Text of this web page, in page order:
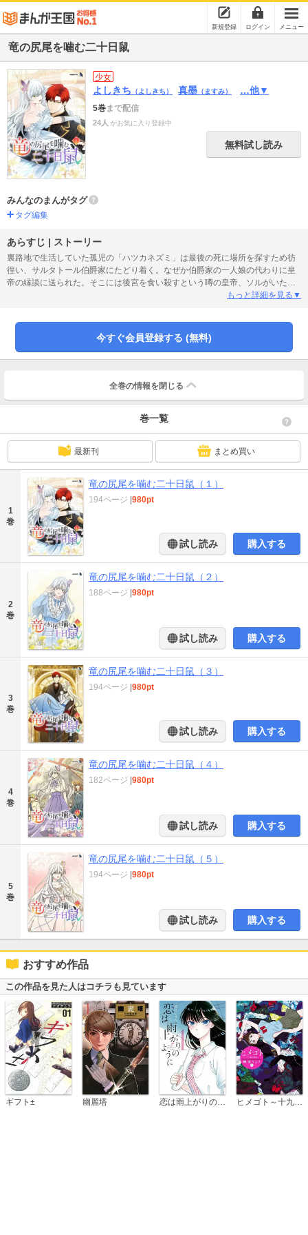
新規登録 ログイン メニュー
竜の尻尾を噛む二十日鼠
少女
よしきち （よしきち） 真墨 （ますみ） …他▼
5巻まで配信
24人 がお気に入り登録中
無料試し読み
みんなのまんがタグ
タグ編集
あらすじ | ストーリー
裏路地で生活していた孤児の「ハツカネズミ」は最後の死に場所を探すため彷
徨い、サルタトール伯爵家にたどり着く。なぜか伯爵家の一人娘の代わりに皇
帝の縁談に送られた。そこには後宮を食い殺すという噂の皇帝、ソルがいた。
ソルは死ぬかもしれないと脅すが「ハツカネズミ」は逃げない。ベールに包ま
テヨミ単話版の1-8話が収録されています。
もっと詳細を見る▼
今すぐ会員登録する (無料)
全巻の情報を 閉じる
巻一覧
最新刊 まとめ買い
1
巻
竜の尻尾を噛む二十日鼠（１）
194ページ 980pt
試し読み 購入する
2
巻
竜の尻尾を噛む二十日鼠（２）
188ページ 980pt
試し読み 購入する
3
巻
竜の尻尾を噛む二十日鼠（３）
194ページ 980pt
試し読み 購入する
4
巻
竜の尻尾を噛む二十日鼠（４）
182ページ 980pt
試し読み 購入する
5
巻
竜の尻尾を噛む二十日鼠（５）
194ページ 980pt
試し読み 購入する
おすすめ作品
この作品を見た人はコチラも見ています
ギフト± 幽麗塔 恋は雨上がりのように ヒメゴト～十九歳の制服～